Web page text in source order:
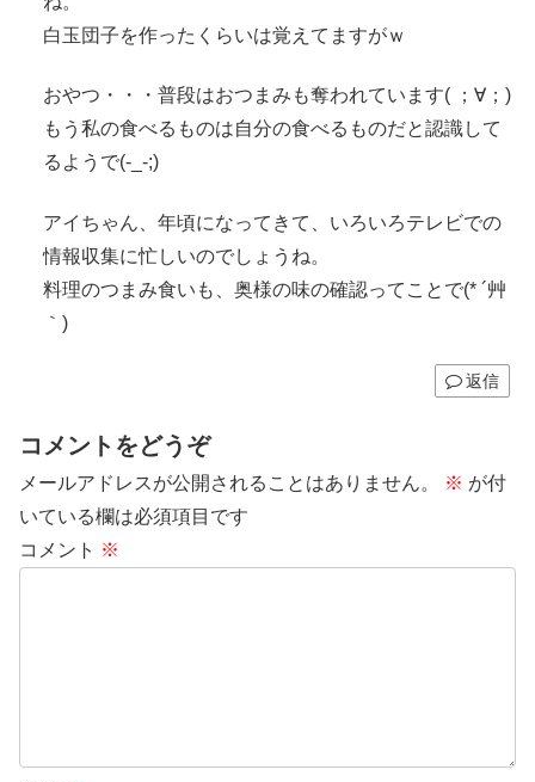
白玉団子を作ったくらいは覚えてますがｗ
おやつ・・・普段はおつまみも奪われています( ；∀；)
もう私の食べるものは自分の食べるものだと認識して
るようで(-_-;)
アイちゃん、年頃になってきて、いろいろテレビでの
情報収集に忙しいのでしょうね。
料理のつまみ食いも、奥様の味の確認ってことで(* ´艸
｀)
返信
コメントをどうぞ
メールアドレスが公開されることはありません。 ※ が付
いている欄は必須項目です
コメント ※